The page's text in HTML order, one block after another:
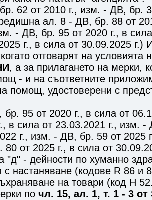
62 от 2010 г., изм. - ДВ, бр.
ал. 8 - ДВ, бр. 88 от
- ДВ, бр. 95 от 2020 г., в
г., в сила от 30.09.2025 г.)
отговарят на условията
, а за прилагането на мерки,
- и на съответните
помощ, удостоверени с
95 от 2020 г., в сила от
в сила от 23.03.2021 г., изм.
г., изм. - ДВ, бр. 59 от 2025
от 2025 г., в сила от
"д" - дейности по хуманно
с настаняване (кодове R 86 и
на товари (код H
по чл. 15, ал. 1, т. 1 - 3